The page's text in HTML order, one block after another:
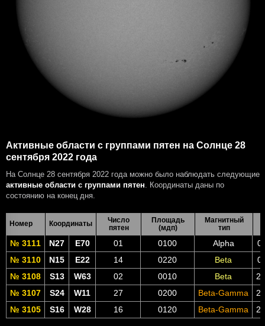
Активные области с группами пятен на Солнце 28
сентября 2022 года
На Солнце 28 сентября 2022 года можно было наблюдать следующие
активные области с группами пятен . Координаты даны по
состоянию на конец дня.
Номер Координаты
Число
пятен
Площадь
(мдп)
Магнитный
тип
№ 3111 N27 E70 01 0100 Alpha
№ 3110
N15 E22 14 0220 Beta
№ 3108
S13 W63 02 0010 Beta
№ 3107
S24 W11 27 0200 Beta-Gamma
№ 3105
S16 W28 16 0120 Beta-Gamma